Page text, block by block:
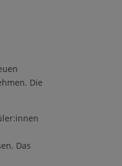
Die
ler:innen
Das